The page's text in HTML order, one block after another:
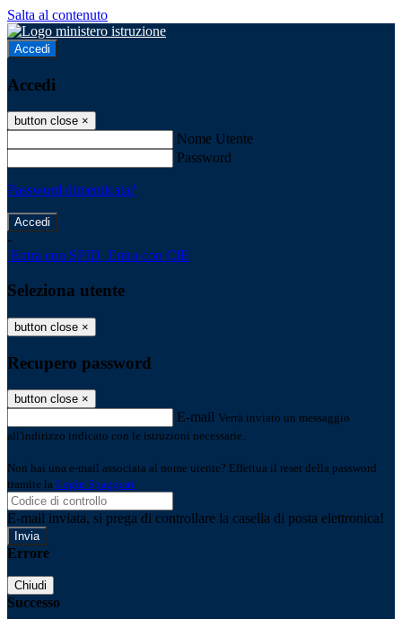
Salta al contenuto
Accedi
Accedi
button close ×
Nome Utente
Password
Password dimenticata?
-
Entra con SPID Entra con CIE
Seleziona utente
button close ×
Recupero password
button close ×
E-mail Verrà inviato un messaggio
all'indirizzo indicato con le istruzioni necessarie.
Non hai una e-mail associata al nome utente? Effettua il reset della password
tramite la Login Spaggiari
E-mail inviata, si prega di controllare la casella di posta elettronica!
Errore
Chiudi
Successo